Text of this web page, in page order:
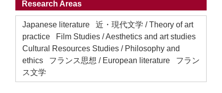
Research Areas
Japanese literature 近・現代文学 / Theory of art
practice Film Studies / Aesthetics and art studies
Cultural Resources Studies / Philosophy and
ethics フランス思想 / European literature フラン
ス文学